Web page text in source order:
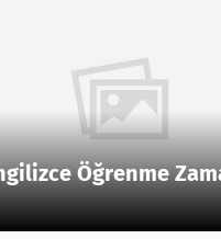
Öğrenme